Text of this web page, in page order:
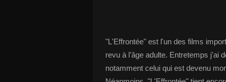
"L'Effrontée" est l'un des films
revu à l'âge adulte. Entretemps j'ai
notamment celui qui est devenu